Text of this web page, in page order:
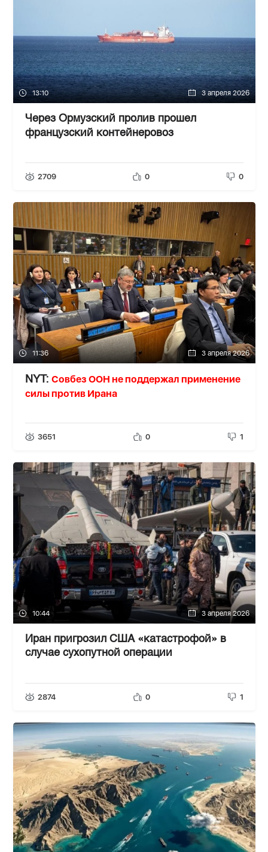
13:10 3 апреля 2026
Через Ормузский пролив прошел
французский контейнеровоз
2709 0 0
11:36 3 апреля 2026
NYT: Совбез ООН не поддержал применение
силы против Ирана
3651 0 1
10:44 3 апреля 2026
Иран пригрозил США «катастрофой» в
случае сухопутной операции
2874 0 1